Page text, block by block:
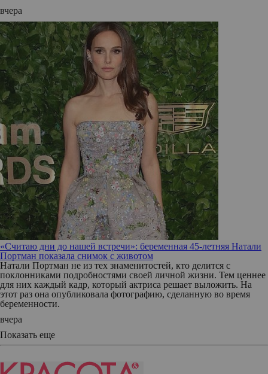
вчера
«Считаю дни до нашей встречи»: беременная 45-летняя Натали
Портман показала снимок с животом
Натали Портман не из тех знаменитостей, кто делится с
поклонниками подробностями своей личной жизни. Тем ценнее
для них каждый кадр, который актриса решает выложить. На
этот раз она опубликовала фотографию, сделанную во время
беременности.
вчера
Показать еще